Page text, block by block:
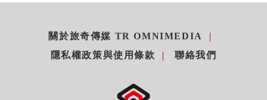
關於旅奇傳媒 TR OMNIMEDIA
隱私權政策與使用條款
聯絡我們